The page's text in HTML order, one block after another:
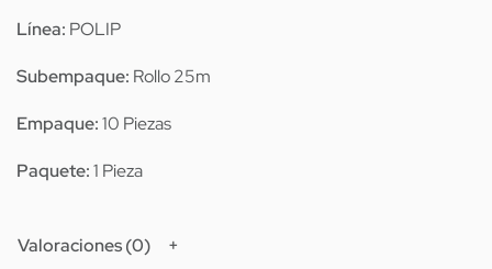
Línea: POLIP
Subempaque: Rollo 25m
Empaque:10 Piezas
Paquete:1 Pieza
Valoraciones (0)